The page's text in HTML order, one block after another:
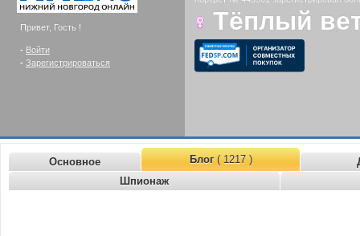
Привет, Гость !
- Войти
- Зарегистрироваться
Тёплый
Основное Блог( 1217 )
Шпионаж